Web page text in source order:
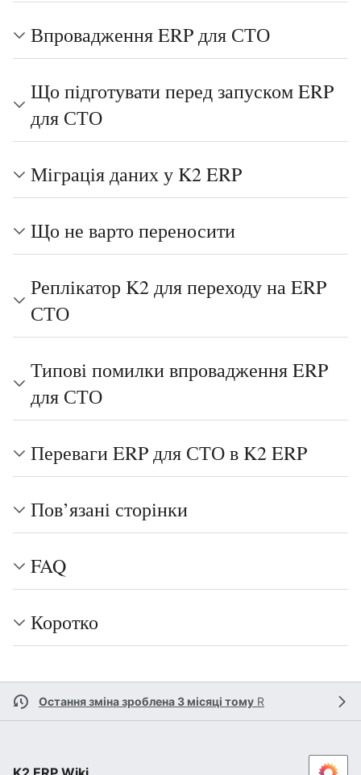
Впровадження ERP для СТО
Що підготувати перед запуском ERP
для СТО
Міграція даних у K2 ERP
Що не варто переносити
Реплікатор K2 для переходу на ERP
СТО
Типові помилки впровадження ERP
для СТО
Переваги ERP для СТО в K2 ERP
Пов’язані сторінки
FAQ
Коротко
Остання зміна зроблена 3 місяці тому R